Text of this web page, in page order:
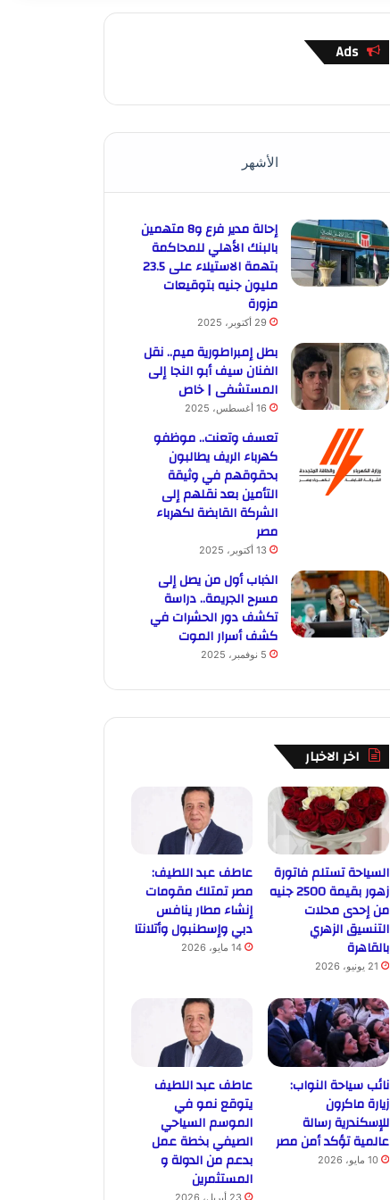
Ads
الأشهر
إحالة مدير فرع و8 متهمين
بالبنك الأهلي للمحاكمة
بتهمة الاستيلاء على 23.5
مليون جنيه بتوقيعات
مزورة
29 أكتوبر، 2025
بطل إمبراطورية ميم.. نقل
الفنان سيف أبو النجا إلى
المستشفى | خاص
16 أغسطس، 2025
تعسف وتعنت.. موظفو
كهرباء الريف يطالبون
بحقوقهم في وثيقة
التأمين بعد نقلهم إلى
الشركة القابضة لكهرباء
مصر
13 أكتوبر، 2025
الذباب أول من يصل إلى
مسرح الجريمة.. دراسة
تكشف دور الحشرات في
كشف أسرار الموت
5 نوفمبر، 2025
اخر الاخبار
السياحة تستلم فاتورة
زهور بقيمة 2500 جنيه
من إحدى محلات
التنسيق الزهري
بالقاهرة
21 يونيو، 2026
عاطف عبد اللطيف:
مصر تمتلك مقومات
إنشاء مطار ينافس
دبي وإسطنبول وأتلانتا
14 مايو، 2026
نائب سياحة النواب:
زيارة ماكرون
للإسكندرية رسالة
عالمية تؤكد أمن مصر
10 مايو، 2026
عاطف عبد اللطيف
يتوقع نمو في
الموسم السياحي
الصيفي بخطة عمل
بدعم من الدولة و
المستثمرين
23 أبريل، 2026